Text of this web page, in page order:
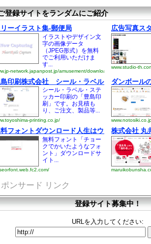
登録サイトをランダムにご紹介
ーイラスト集‐郵便局
イラストやデザイン文
字の画像データ
（JPEG形式）を無料
でご利用いただけま
す...
network.japanpost.jp/amusement/downloads/
広告写真ス
www.studio-
印刷株式会社 シール・ラベル・ステッカー
シール・ラベル・ステ
ッカー印刷の「豊島印
刷」です。お見積も
り、ご注文、製品等...
printing.co.jp/
ダンボール
フォントダウンロード人生はウソかフォント
無料フォント「チョー
クでかいたようなフォ
ント」ダウンロードサ
イト...
株式会社 丸
ンサード リンク
登録サイト募集中！
URLを入力してください: